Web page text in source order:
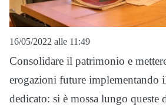
16/05/2022 alle 11:49
Consolidare il patrimonio e
erogazioni future implementando
dedicato: si è mossa lungo queste